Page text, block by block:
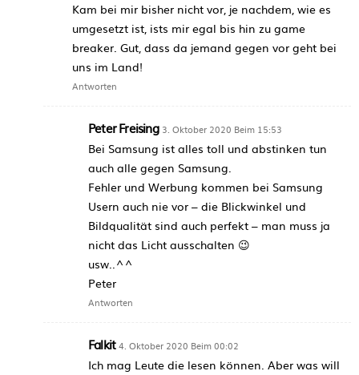
Kam bei mir bisher nicht vor, je nachdem, wie es
umgesetzt ist, ists mir egal bis hin zu game
breaker. Gut, dass da jemand gegen vor geht bei
uns im Land!
Antworten
Peter Freising 3. Oktober 2020 Beim 15:53
Bei Samsung ist alles toll und abstinken tun
auch alle gegen Samsung.
Fehler und Werbung kommen bei Samsung
Usern auch nie vor – die Blickwinkel und
Bildqualität sind auch perfekt – man muss ja
nicht das Licht ausschalten 😉
usw..^^
Peter
Antworten
Falkit 4. Oktober 2020 Beim 00:02
Ich mag Leute die lesen können. Aber was will